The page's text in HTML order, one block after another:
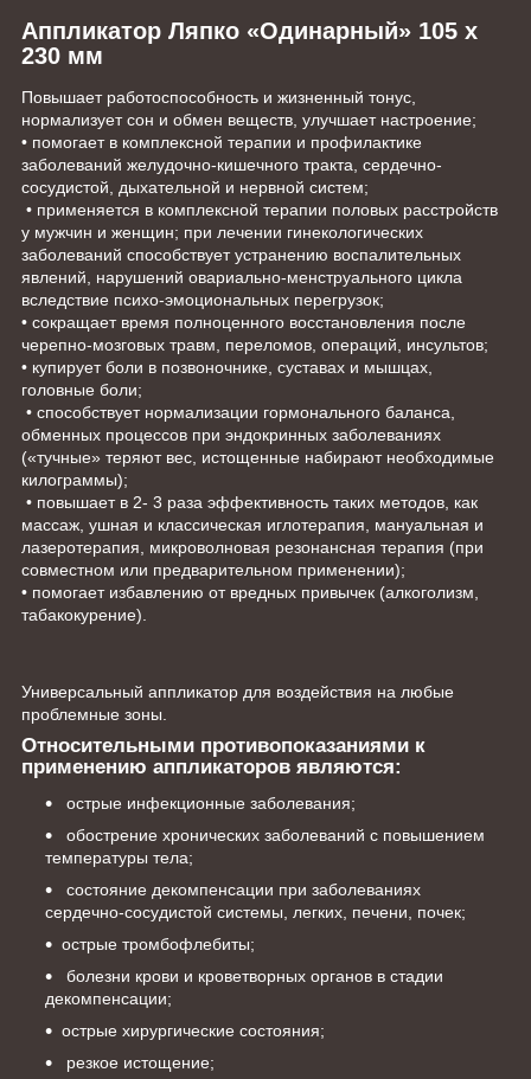
Аппликатор Ляпко «Одинарный» 105 х
230 мм
Повышает работоспособность и жизненный тонус,
нормализует сон и обмен веществ, улучшает настроение;
• помогает в комплексной терапии и профилактике
заболеваний желудочно-кишечного тракта, сердечно-
сосудистой, дыхательной и нервной систем;
• применяется в комплексной терапии половых расстройств
у мужчин и женщин; при лечении гинекологических
заболеваний способствует устранению воспалительных
явлений, нарушений овариально-менструального цикла
вследствие психо-эмоциональных перегрузок;
• сокращает время полноценного восстановления после
черепно-мозговых травм, переломов, операций, инсультов;
• купирует боли в позвоночнике, суставах и мышцах,
головные боли;
• способствует нормализации гормонального баланса,
обменных процессов при эндокринных заболеваниях
(«тучные» теряют вес, истощенные набирают необходимые
килограммы);
• повышает в 2- 3 раза эффективность таких методов, как
массаж, ушная и классическая иглотерапия, мануальная и
лазеротерапия, микроволновая резонансная терапия (при
совместном или предварительном применении);
• помогает избавлению от вредных привычек (алкоголизм,
табакокурение).
Универсальный аппликатор для воздействия на любые
проблемные зоны.
Относительными противопоказаниями к
применению аппликаторов являются:
острые инфекционные заболевания;
обострение хронических заболеваний с повышением
температуры тела;
состояние декомпенсации при заболеваниях
сердечно-сосудистой системы, легких, печени, почек;
острые тромбофлебиты;
болезни крови и кроветворных органов в стадии
декомпенсации;
острые хирургические состояния;
резкое истощение;